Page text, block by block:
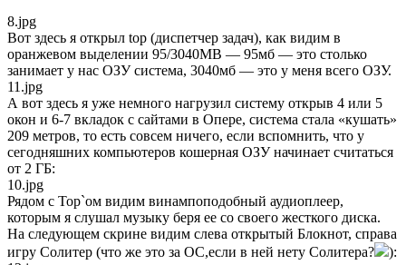
8.jpg
Вот здесь я открыл top (диспетчер задач), как видим в
оранжевом выделении 95/3040MB — 95мб — это столько
занимает у нас ОЗУ система, 3040мб — это у меня всего ОЗУ.
11.jpg
А вот здесь я уже немного нагрузил систему открыв 4 или 5
окон и 6-7 вкладок с сайтами в Опере, система стала «кушать»
209 метров, то есть совсем ничего, если вспомнить, что у
сегодняшних компьютеров кошерная ОЗУ начинает считаться
от 2 ГБ:
10.jpg
Рядом с Top`ом видим винампоподобный аудиоплеер,
которым я слушал музыку беря ее со своего жесткого диска.
На следующем скрине видим слева открытый Блокнот, справа
игру Солитер (что же это за ОС,если в ней нету Солитера?
):